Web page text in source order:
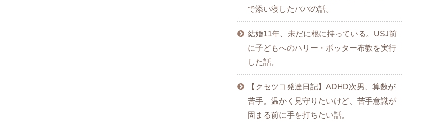
で添い寝したパパの話。
結婚11年、未だに根に持っている。USJ前
に子どもへのハリー・ポッター布教を実行
した話。
【クセツヨ発達日記】ADHD次男、算数が
苦手。温かく見守りたいけど、苦手意識が
固まる前に手を打ちたい話。